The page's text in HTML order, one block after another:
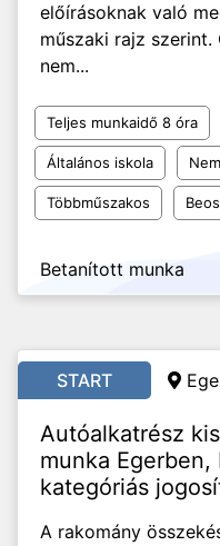
előírásoknak való
műszaki rajz
nem...
Teljes munkaidő 8 óra
Általános iskola
Többműszakos
Betanított munka
START
Autóalkatrész
munka Egerben,
kategóriás
A rakomány